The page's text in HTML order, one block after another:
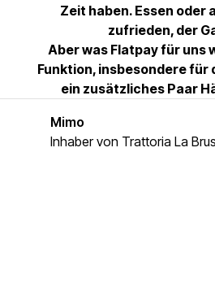
Zeit haben. Essen oder
zufrieden, der
Aber was Flatpay für uns
Funktion, insbesondere für
ein zusätzliches Paar
Mimo
Inhaber von Trattoria La